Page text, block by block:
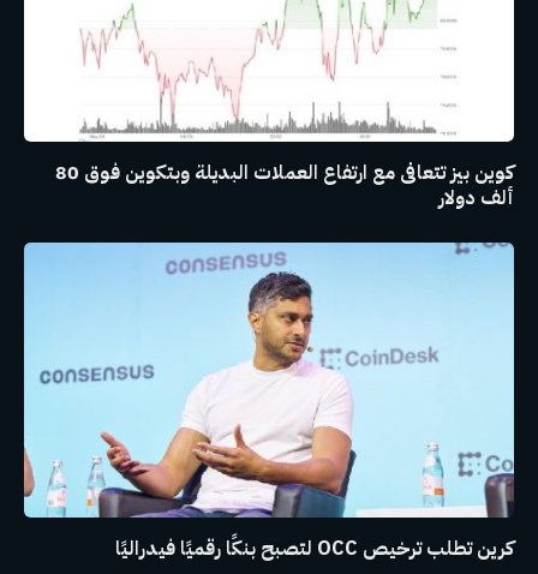
كوين بيز تتعافى مع ارتفاع العملات البديلة وبتكوين فوق 80
ألف دولار
كرين تطلب ترخيص OCC لتصبح بنكًا رقميًا فيدراليًا